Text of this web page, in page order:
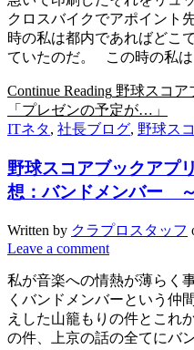
クロスバイクでアポイント
時の私は都内であればどこ
ていたのだ。 この時の私
Continue Reading 野球スコ
「プレゼンの予定が…」
ITネタ, 社長ブログ, 野球ス
野球スコアブックア
想：バンドメンバー
Written by クラプロスタッフ
Leave a comment
私が音楽への情熱が薄らく
くバンドメンバーという仲
えした山籠もりの件とこれ
の件、上京の話の全てにバ